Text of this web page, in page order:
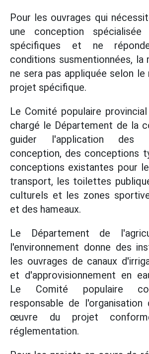
Pour les ouvrages qui
une conception
spécifiques et ne
conditions susmentionnées,
ne sera pas appliquée selon le
projet spécifique.
Le Comité populaire
chargé le Département de la
guider l'application des
conception, des conceptions
conceptions existantes pour
transport, les toilettes
culturels et les zones
et des hameaux.
Le Département de
l'environnement donne des
les ouvrages de canaux
et d'approvisionnement en
Le Comité populaire
responsable de
œuvre du projet
réglementation.